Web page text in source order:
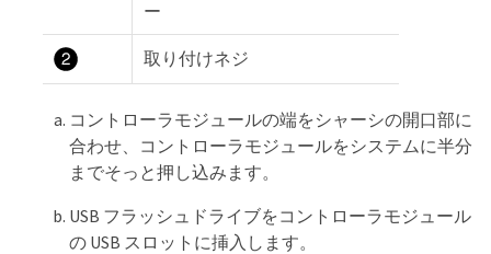
ー
取り付けネジ
コントローラモジュールの端をシャーシの開口部に
合わせ、コントローラモジュールをシステムに半分
までそっと押し込みます。
USB フラッシュドライブをコントローラモジュール
の USB スロットに挿入します。